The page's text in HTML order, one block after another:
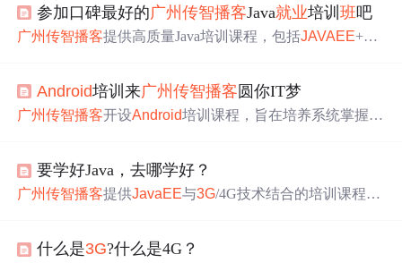
参加口碑最好的广州传智播客Java就业培训班吧
广州传智播客提供高质量Java培训课程，包括JAVAEE+An
Android培训来广州传智播客圆你IT梦
广州传智播客开设Android培训课程，旨在培养系统掌握A
网行业。
要学好Java，去哪学好？
广州传智播客提供JavaEE与3G/4G技术结合的培训课程，
什么是3G?什么是4G？